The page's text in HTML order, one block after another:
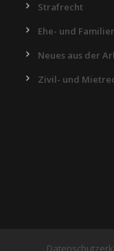
Strafrecht
Ehe- und
Neues aus der
Zivil- und